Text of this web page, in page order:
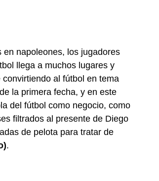
napoleones, los jugadores
llega a muchos lugares y
al fútbol en tema
la primera fecha, y en este
del fútbol como negocio, como
filtrados al presente de Diego
de pelota para tratar de
.